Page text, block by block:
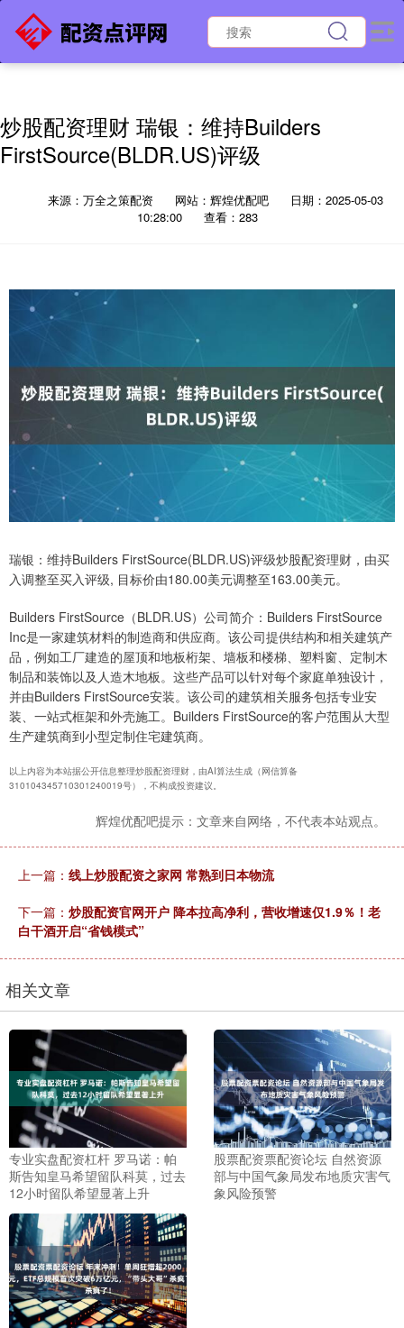
炒股配资理财 瑞银：维持Builders
FirstSource(BLDR.US)评级
来源：万全之策配资 网站：辉煌优配吧
日期：2025-05-03
10:28:00
查看：283
瑞银：维持Builders FirstSource(BLDR.US)评级炒股配资理财，由买
入调整至买入评级, 目标价由180.00美元调整至163.00美元。
Builders FirstSource（BLDR.US）公司简介：Builders FirstSource
Inc是一家建筑材料的制造商和供应商。该公司提供结构和相关建筑产
品，例如工厂建造的屋顶和地板桁架、墙板和楼梯、塑料窗、定制木
制品和装饰以及人造木地板。这些产品可以针对每个家庭单独设计，
并由Builders FirstSource安装。该公司的建筑相关服务包括专业安
装、一站式框架和外壳施工。Builders FirstSource的客户范围从大型
生产建筑商到小型定制住宅建筑商。
以上内容为本站据公开信息整理炒股配资理财，由AI算法生成（网信算备
310104345710301240019号），不构成投资建议。
辉煌优配吧提示：文章来自网络，不代表本站观点。
上一篇： 线上炒股配资之家网 常熟到日本物流
下一篇： 炒股配资官网开户 降本拉高净利，营收增速仅1.9％！老
白干酒开启“省钱模式”
相关文章
专业实盘配资杠杆 罗马诺：帕
斯告知皇马希望留队科莫，过去
12小时留队希望显著上升
股票配资票配资论坛 自然资源
部与中国气象局发布地质灾害气
象风险预警